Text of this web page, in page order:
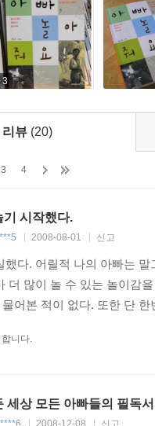
3
리뷰 (20)
3 4
기 시작했다.
2008-08-01 신고
했다. 어릴적 나의 아빠는
더 많이 놀 수 있는 놀이감
어본 적이 없다. 또한 단
니다.
세상 모든 아빠들의 필독